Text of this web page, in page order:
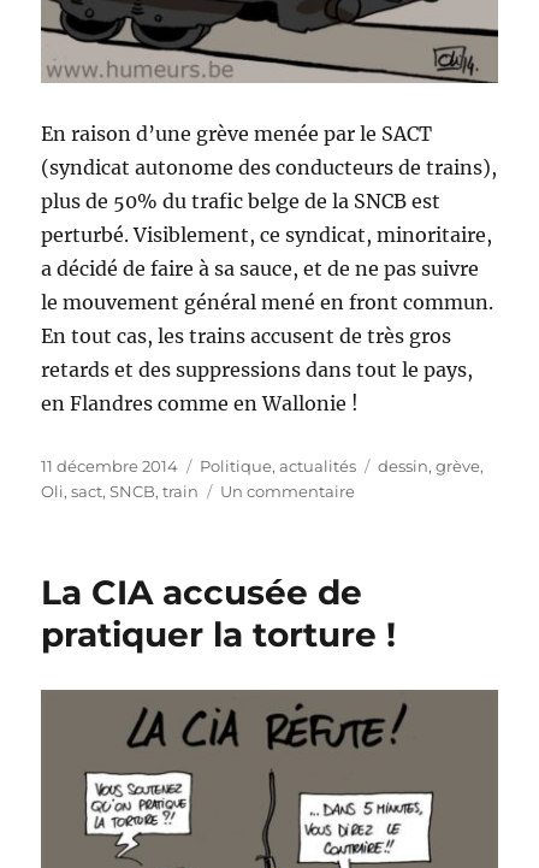
En raison d’une grève menée par le SACT
(syndicat autonome des conducteurs de trains),
plus de 50% du trafic belge de la SNCB est
perturbé. Visiblement, ce syndicat, minoritaire,
a décidé de faire à sa sauce, et de ne pas suivre
le mouvement général mené en front commun.
En tout cas, les trains accusent de très gros
retards et des suppressions dans tout le pays,
en Flandres comme en Wallonie !
Publié
le
11 décembre 2014 Catégories
Politique, actualités Étiquettes
dessin,grève,
Oli,sact,SNCB,train Un commentairesur
de
La CIA accusée de
pratiquer la torture !